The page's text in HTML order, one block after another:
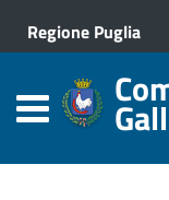
Regione Puglia